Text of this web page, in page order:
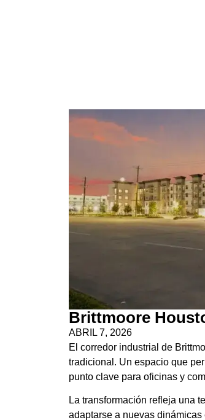
Brittmoore
ABRIL 7, 2026
El corredor industrial de
tradicional. Un espacio que
punto clave para oficinas y
La transformación refleja una
adaptarse a nuevas